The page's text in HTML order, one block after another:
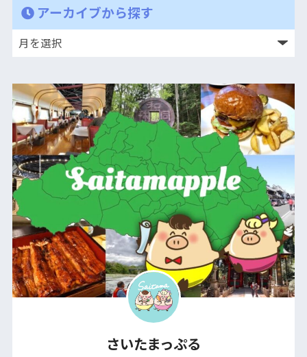
アーカイブから探す
さいたまっぷる